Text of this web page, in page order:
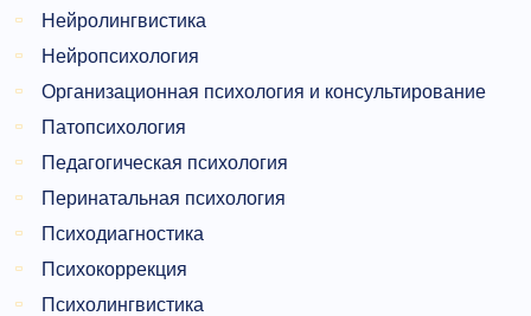
Нейролингвистика
Нейропсихология
Организационная психология и консультирование
Патопсихология
Педагогическая психология
Перинатальная психология
Психодиагностика
Психокоррекция
Психолингвистика